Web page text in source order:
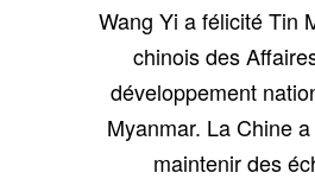
Wang Yi a félicité Tin
chinois des
développement
Myanmar. La Chine
maintenir des